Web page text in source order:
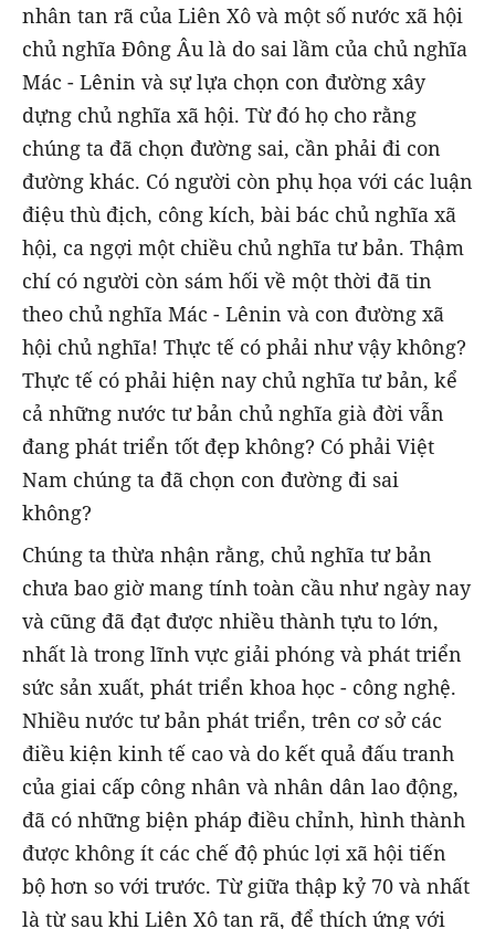
nhân tan rã của Liên Xô và một số nước xã hội
chủ nghĩa Đông Âu là do sai lầm của chủ nghĩa
Mác - Lênin và sự lựa chọn con đường xây
dựng chủ nghĩa xã hội. Từ đó họ cho rằng
chúng ta đã chọn đường sai, cần phải đi con
đường khác. Có người còn phụ họa với các luận
điệu thù địch, công kích, bài bác chủ nghĩa xã
hội, ca ngợi một chiều chủ nghĩa tư bản. Thậm
chí có người còn sám hối về một thời đã tin
theo chủ nghĩa Mác - Lênin và con đường xã
hội chủ nghĩa! Thực tế có phải như vậy không?
Thực tế có phải hiện nay chủ nghĩa tư bản, kể
cả những nước tư bản chủ nghĩa già đời vẫn
đang phát triển tốt đẹp không? Có phải Việt
Nam chúng ta đã chọn con đường đi sai
không?
Chúng ta thừa nhận rằng, chủ nghĩa tư bản
chưa bao giờ mang tính toàn cầu như ngày nay
và cũng đã đạt được nhiều thành tựu to lớn,
nhất là trong lĩnh vực giải phóng và phát triển
sức sản xuất, phát triển khoa học - công nghệ.
Nhiều nước tư bản phát triển, trên cơ sở các
điều kiện kinh tế cao và do kết quả đấu tranh
của giai cấp công nhân và nhân dân lao động,
đã có những biện pháp điều chỉnh, hình thành
được không ít các chế độ phúc lợi xã hội tiến
bộ hơn so với trước. Từ giữa thập kỷ 70 và nhất
là từ sau khi Liên Xô tan rã, để thích ứng với